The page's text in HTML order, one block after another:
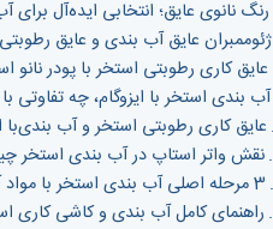
رنگ نانوی عایق؛ انتخابی ایده‌آل برای
ژئوممبران عایق آب بندی و عایق
عایق کاری رطوبتی استخر با پودر نانو
آب بندی استخر با ایزوگام، چه تفاوتی
عایق کاری رطوبتی استخر و آب بندی‌با
نقش واتر استاپ در آب بندی استخر
3 مرحله اصلی آب بندی استخر با مواد آب بند کننده
راهنمای کامل آب بندی و کاشی کاری